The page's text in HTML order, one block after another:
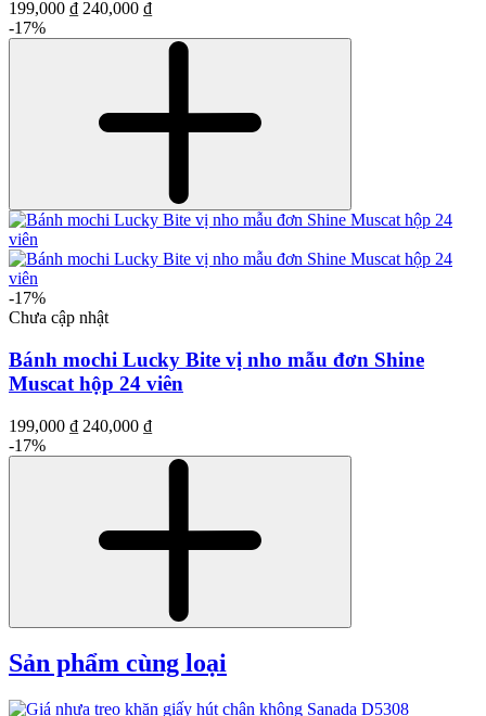
199,000 ₫ 240,000 ₫
-17%
-17%
Chưa cập nhật
Bánh mochi Lucky Bite vị nho mẫu đơn Shine
Muscat hộp 24 viên
199,000 ₫ 240,000 ₫
-17%
Sản phẩm cùng loại